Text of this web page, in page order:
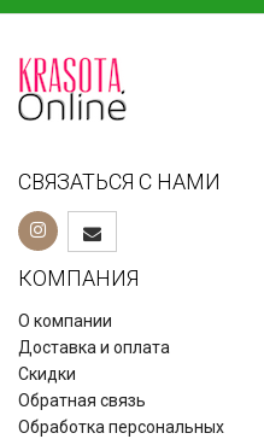
СВЯЗАТЬСЯ С НАМИ
КОМПАНИЯ
О компании
Доставка и оплата
Скидки
Обратная связь
Обработка персональных